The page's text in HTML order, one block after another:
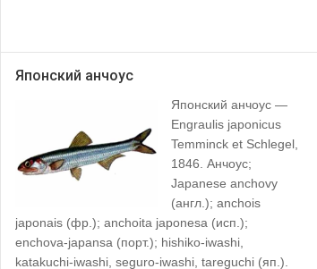
Японский анчоус
Японский анчоус —
Engraulis japonicus
Temminck et Schlegel,
1846. Анчоус;
Japanese anchovy
(англ.); anchois
japonais (фр.); anchoita japonesa (исп.);
enchova-japansa (порт.); hishiko-iwashi,
katakuchi-iwashi, seguro-iwashi, tareguchi (яп.).